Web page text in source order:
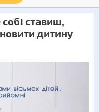
ставиш,
дитину